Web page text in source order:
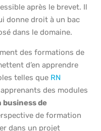
après le brevet. Il
donne droit à un bac
dans le domaine.
des formations de
d’en apprendre
telles que RN
des modules
business de
de formation
dans un projet